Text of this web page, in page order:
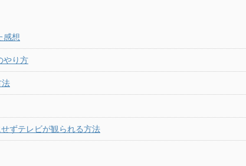
感想
やり方
法
ずテレビが観られる方法